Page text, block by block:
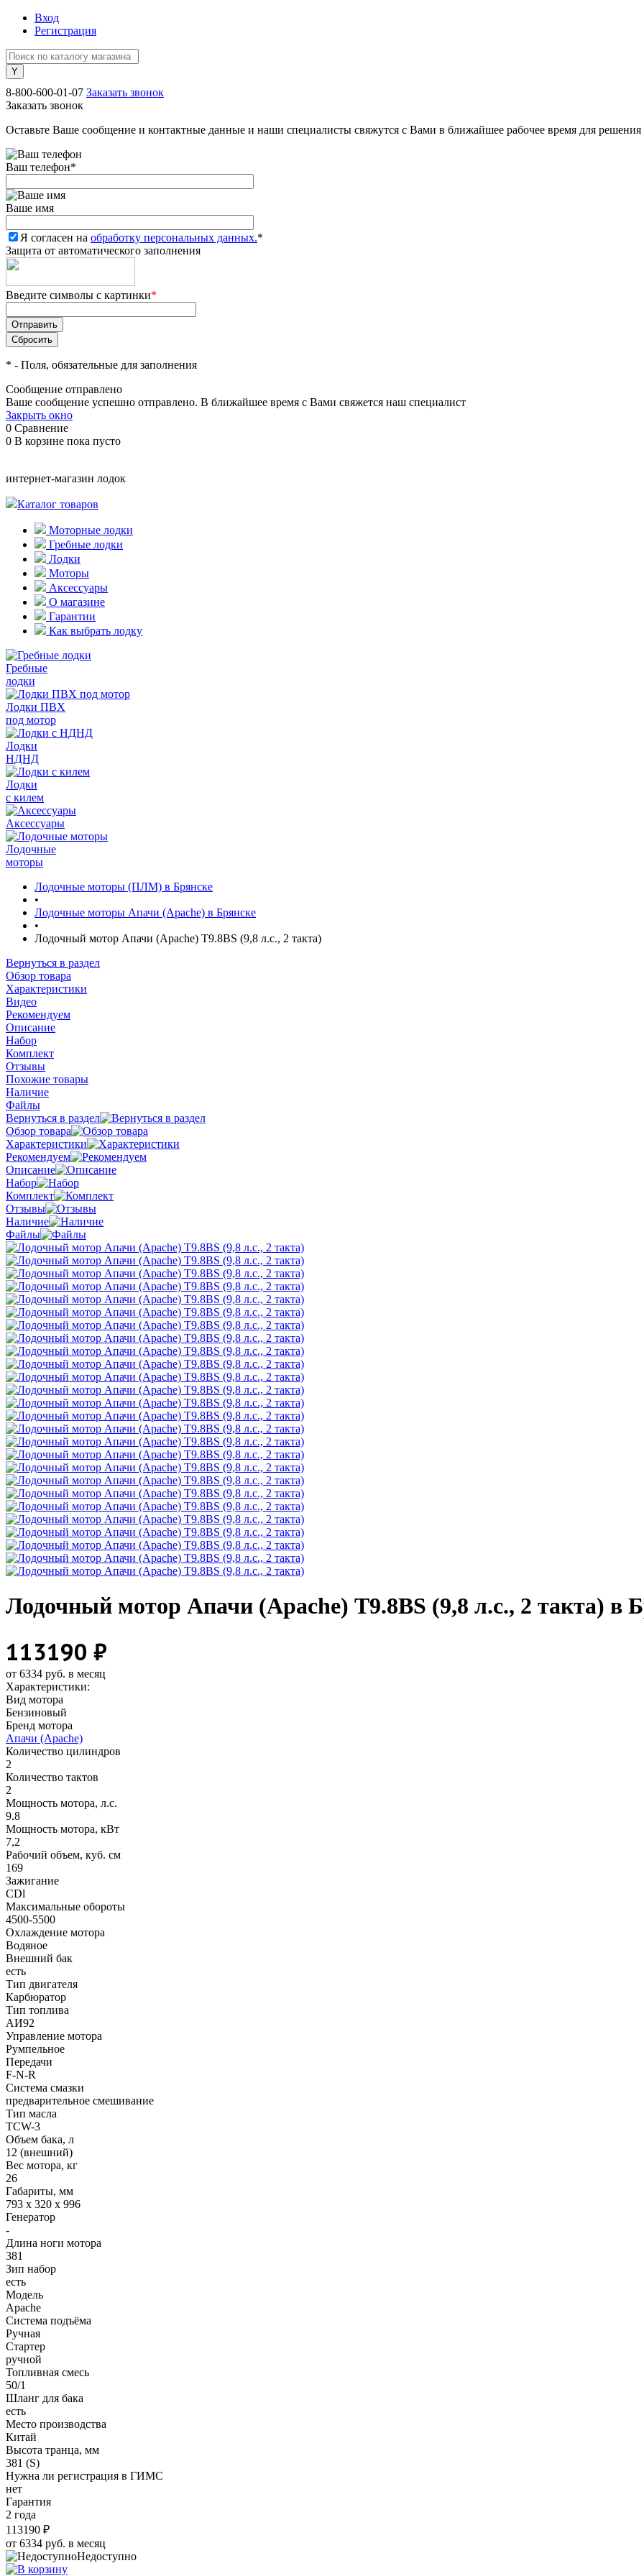
Вход
Регистрация
8-800-600-01-07 Заказать звонок
Заказать звонок
Оставьте Ваше сообщение и контактные данные и наши специалисты свяжутся с Вами в ближайшее рабочее время для
Ваш телефон*
Ваше имя
Я согласен на обработку персональных данных.*
Защита от автоматического заполнения
Введите символы с картинки*
* - Поля, обязательные для заполнения
Сообщение отправлено
Ваше сообщение успешно отправлено. В ближайшее время с Вами свяжется наш специалист
Закрыть окно
0 Сравнение
0 В корзине пока пусто
интернет-магазин лодок
Каталог товаров
Моторные лодки
Гребные лодки
Лодки
Моторы
Аксессуары
О магазине
Гарантии
Как выбрать лодку
Гребные
лодки
Лодки ПВХ
под мотор
Лодки
НДНД
Лодки
с килем
Аксессуары
Лодочные
моторы
Лодочные моторы (ПЛМ) в Брянске
•
Лодочные моторы Апачи (Apache) в Брянске
•
Лодочный мотор Апачи (Apache) T9.8BS (9,8 л.с., 2 такта)
Вернуться в раздел
Обзор товара
Характеристики
Видео
Рекомендуем
Описание
Набор
Комплект
Отзывы
Похожие товары
Наличие
Файлы
Вернуться в раздел
Обзор товара
Характеристики
Рекомендуем
Описание
Набор
Комплект
Отзывы
Наличие
Файлы
Лодочный мотор Апачи (Apache) T9.8BS (9,8 л.с., 2 такта) в
113190 ₽
от 6334 руб. в месяц
Характеристики:
Вид мотора
Бензиновый
Бренд мотора
Апачи (Apache)
Количество цилиндров
2
Количество тактов
2
Мощность мотора, л.с.
9.8
Мощность мотора, кВт
7,2
Рабочий объем, куб. см
169
Зажигание
CDl
Максимальные обороты
4500-5500
Охлаждение мотора
Водяное
Внешний бак
есть
Тип двигателя
Карбюратор
Тип топлива
АИ92
Управление мотора
Румпельное
Передачи
F-N-R
Система смазки
предварительное смешивание
Тип масла
TCW-3
Объем бака, л
12 (внешний)
Вес мотора, кг
26
Габариты, мм
793 x 320 x 996
Генератор
-
Длина ноги мотора
381
Зип набор
есть
Модель
Apache
Система подъёма
Ручная
Стартер
ручной
Топливная смесь
50/1
Шланг для бака
есть
Место производства
Китай
Высота транца, мм
381 (S)
Нужна ли регистрация в ГИМС
нет
Гарантия
2 года
113190 ₽
от 6334 руб. в месяц
Недоступно